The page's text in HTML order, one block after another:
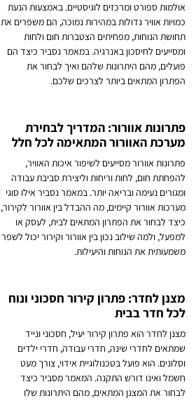
אולמות ספורט ומרכזים לוגיסטיים. באמצעות הנעת
כמויות אוויר גדולות במהירות נמוכה, הם משפרים את
תחושת הנוחות, מפחיתים הצטברות חום ולחות
ומסייעים לחיסכון באנרגיה. במאמר נסביר כיצד הם
פועלים, מהם היתרונות שלהם ואיך לבחור את
הפתרון המתאים ביותר לצרכים שלכם.
פתרונות אוורור: המדריך לבחירת
מערכת האוורור המתאימה לכל חלל
פתרונות אוורור מסייעים לשיפור איכות האוויר,
להפחתת חום, לחות וריחות וליצירת סביבת עבודה
ומגורים נעימה ובריאה יותר. במאמר נסביר אילו סוגי
מערכות אוורור קיימים, מה ההבדל בין אוורור לקירור,
כיצד לבחור את הפתרון המתאים לבית, לעסק או
למפעל, ולמה שילוב נכון בין אוורור וקירור יכול לשפר
משמעותית את הנוחות והיעילות.
מצנן לחדר: פתרון קירור חסכוני ונוח
לכל חדר בבית
מצנן לחדר הוא פתרון קירור יעיל, חסכוני ונייד
שמתאים לחדרי שינה, חדרי עבודה, חדרי ילדים
וסלונים. הוא פועל בטכנולוגיית אידוי, צורך מעט
חשמל ואינו דורש התקנה. המאמר מסביר כיצד
לבחור את המצנן המתאים, מהם היתרונות שלו